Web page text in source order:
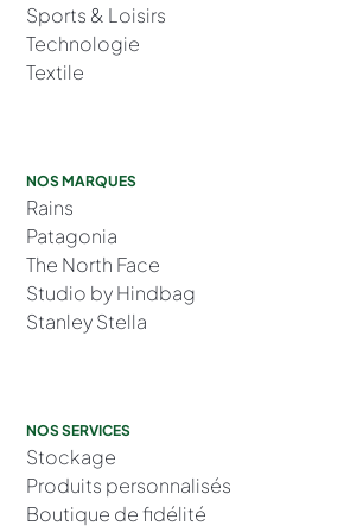
Sports & Loisirs
Technologie
Textile
NOS MARQUES
Rains
Patagonia
The North Face
Studio by Hindbag
Stanley Stella
NOS SERVICES
Stockage
Produits personnalisés
Boutique de fidélité